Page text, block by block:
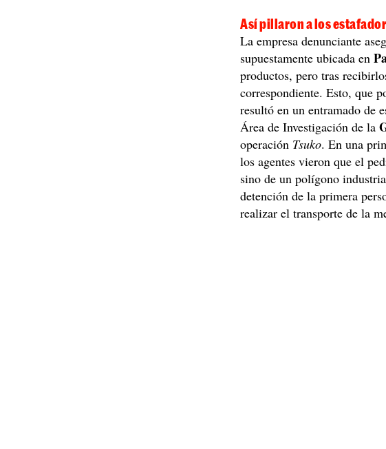
Así pillaron a los
La empresa denunciante
supuestamente ubicada en
productos, pero tras
correspondiente. Esto, que
resultó en un entramado de
Área de Investigación de la
operación Tsuko. En una
los agentes vieron que el
sino de un polígono
detención de la primera
realizar el transporte de la